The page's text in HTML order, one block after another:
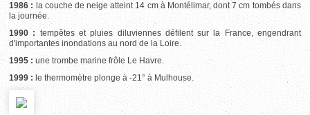
1986 : la couche de neige atteint 14 cm à Montélimar, dont 7 cm tombés dans
la journée.
1990 : tempêtes et pluies diluviennes défilent sur la France, engendrant
d'importantes inondations au nord de la Loire.
1995 : une trombe marine frôle Le Havre.
1999 : le thermomètre plonge à -21° à Mulhouse.